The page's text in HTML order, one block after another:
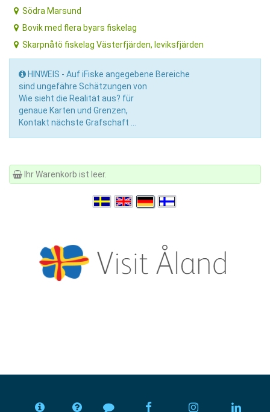
Södra Marsund
Bovik med flera byars fiskelag
Skarpnåtö fiskelag Västerfjärden, leviksfjärden
HINWEIS - Auf iFiske angegebene Bereiche
sind ungefähre Schätzungen von
Wie sieht die Realität aus? für
genaue Karten und Grenzen,
Kontakt nächste Grafschaft ...
Ihr Warenkorb ist leer.